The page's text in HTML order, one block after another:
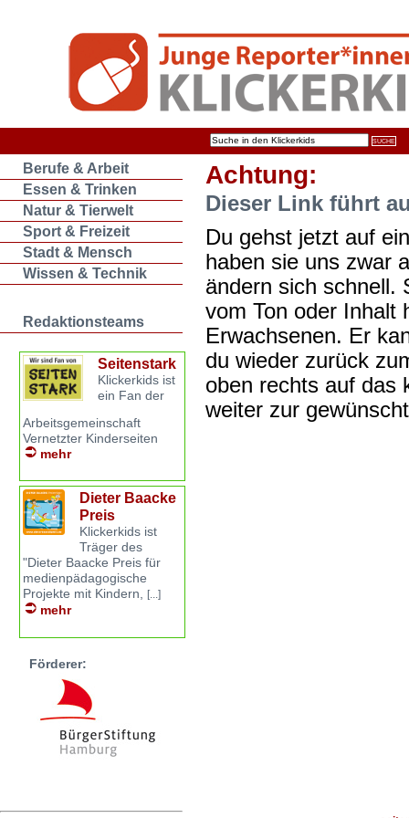
Berufe & Arbeit
Essen & Trinken
Natur & Tierwelt
Sport & Freizeit
Stadt & Mensch
Wissen & Technik
Redaktionsteams
Seitenstark
Klickerkids ist
ein Fan der
Arbeitsgemeinschaft
Vernetzter Kinderseiten
mehr
Dieter Baacke
Preis
Klickerkids ist
Träger des
"Dieter Baacke Preis für
medienpädagogische
Projekte mit Kindern, [...]
mehr
Förderer:
Achtung:
Dieser Link führt
Du gehst jetzt auf
haben sie uns zwar
ändern sich schnell.
vom Ton oder Inhalt
Erwachsenen. Er
du wieder zurück
oben rechts auf das
weiter zur